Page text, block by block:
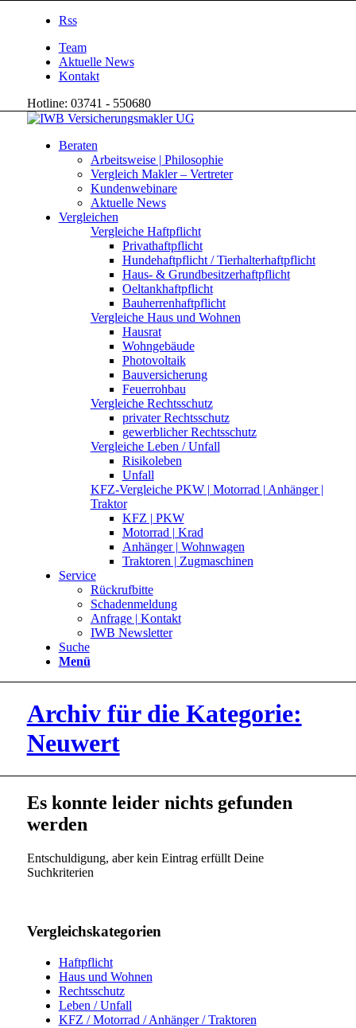
Rss
Team
Aktuelle News
Kontakt
Hotline: 03741 - 550680
Beraten
Arbeitsweise | Philosophie
Vergleich Makler – Vertreter
Kundenwebinare
Aktuelle News
Vergleichen
Vergleiche Haftpflicht
Privathaftpflicht
Hundehaftpflicht / Tierhalterhaftpflicht
Haus- & Grundbesitzerhaftpflicht
Oeltankhaftpflicht
Bauherrenhaftpflicht
Vergleiche Haus und Wohnen
Hausrat
Wohngebäude
Photovoltaik
Bauversicherung
Feuerrohbau
Vergleiche Rechtsschutz
privater Rechtsschutz
gewerblicher Rechtsschutz
Vergleiche Leben / Unfall
Risikoleben
Unfall
KFZ-Vergleiche PKW | Motorrad | Anhänger |
Traktor
KFZ | PKW
Motorrad | Krad
Anhänger | Wohnwagen
Traktoren | Zugmaschinen
Service
Rückrufbitte
Schadenmeldung
Anfrage | Kontakt
IWB Newsletter
Suche
Menü
Archiv für die Kategorie:
Neuwert
Es konnte leider nichts gefunden
werden
Entschuldigung, aber kein Eintrag erfüllt Deine
Suchkriterien
Vergleichskategorien
Haftpflicht
Haus und Wohnen
Rechtsschutz
Leben / Unfall
KFZ / Motorrad / Anhänger / Traktoren